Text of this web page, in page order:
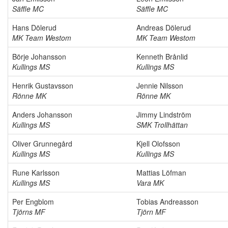
Säffle MC
Säffle MC
Hans Dölerud
MK Team Westom
Andreas Dölerud
MK Team Westom
Börje Johansson
Kullings MS
Kenneth Brånlid
Kullings MS
Henrik Gustavsson
Rönne MK
Jennie Nilsson
Rönne MK
Anders Johansson
Kullings MS
Jimmy Lindström
SMK Trollhättan
Oliver Grunnegård
Kullings MS
Kjell Olofsson
Kullings MS
Rune Karlsson
Kullings MS
Mattias Löfman
Vara MK
Per Engblom
Tjörns MF
Tobias Andreasson
Tjörn MF